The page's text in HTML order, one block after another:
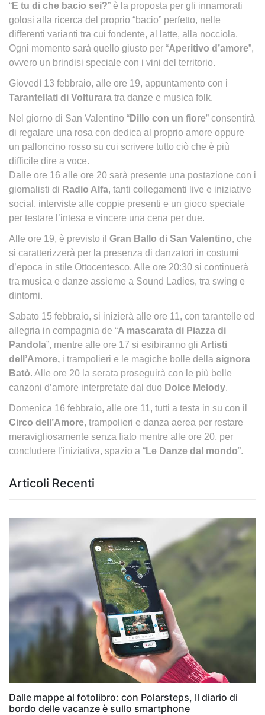
“E tu di che bacio sei?” è la proposta per gli innamorati
golosi alla ricerca del proprio “bacio” perfetto, nelle
differenti varianti tra cui fondente, al latte, alla nocciola.
Ogni momento sarà quello giusto per “Aperitivo d’amore”,
ovvero un brindisi speciale con i vini del territorio.
Giovedì 13 febbraio, alle ore 19, appuntamento con i
Tarantellati di Volturara tra danze e musica folk.
Nel giorno di San Valentino “Dillo con un fiore” consentirà
di regalare una rosa con dedica al proprio amore oppure
un palloncino rosso su cui scrivere tutto ciò che è più
difficile dire a voce.
Dalle ore 16 alle ore 20 sarà presente una postazione con i
giornalisti di Radio Alfa, tanti collegamenti live e iniziative
social, interviste alle coppie presenti e un gioco speciale
per testare l’intesa e vincere una cena per due.
Alle ore 19, è previsto il Gran Ballo di San Valentino, che
si caratterizzerà per la presenza di danzatori in costumi
d’epoca in stile Ottocentesco. Alle ore 20:30 si continuerà
tra musica e danze assieme a Sound Ladies, tra swing e
dintorni.
Sabato 15 febbraio, si inizierà alle ore 11, con tarantelle ed
allegria in compagnia de “A mascarata di Piazza di
Pandola”, mentre alle ore 17 si esibiranno gli Artisti
dell’Amore, i trampolieri e le magiche bolle della signora
Batò. Alle ore 20 la serata proseguirà con le più belle
canzoni d’amore interpretate dal duo Dolce Melody.
Domenica 16 febbraio, alle ore 11, tutti a testa in su con il
Circo dell’Amore, trampolieri e danza aerea per restare
meravigliosamente senza fiato mentre alle ore 20, per
concludere l’iniziativa, spazio a “Le Danze dal mondo”.
Articoli Recenti
Dalle mappe al fotolibro: con Polarsteps, Il diario di
bordo delle vacanze è sullo smartphone